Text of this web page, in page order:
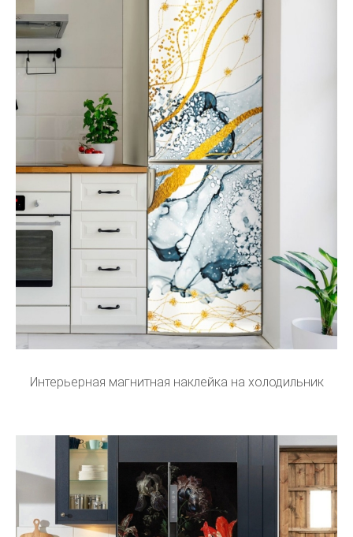
Интерьерная магнитная наклейка на холодильник